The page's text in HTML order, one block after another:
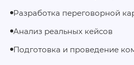
Разработка переговорной
Анализ реальных кейсов
Подготовка и проведение